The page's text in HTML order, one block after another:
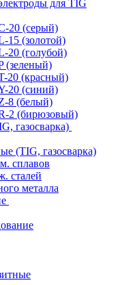
для TIG
(серый)
(золотой)
(голубой)
(красный)
(синий)
(белый)
(бирюзовый)
газосварка)
(TIG, газосварка)
сплавов
сталей
металла